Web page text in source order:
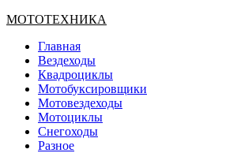
Основное
МОТОТЕХНИКА
Главная
Вездеходы
Квадроциклы
Мотобуксировщики
Мотовездеходы
Мотоциклы
Снегоходы
Разное